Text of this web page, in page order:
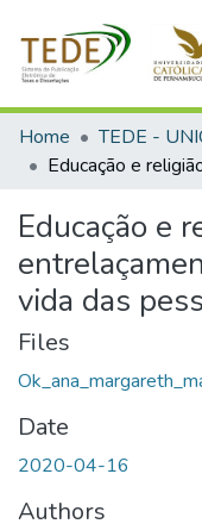
Communities &
All of DSpace
Home TEDE -
Educação e
vida das
Files
Date
2020-04-16
Authors